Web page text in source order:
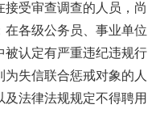
受审查调查的人员，尚
在各级公务员、事业单位
被认定有严重违纪违规行
失信联合惩戒对象的人
法律法规规定不得聘用